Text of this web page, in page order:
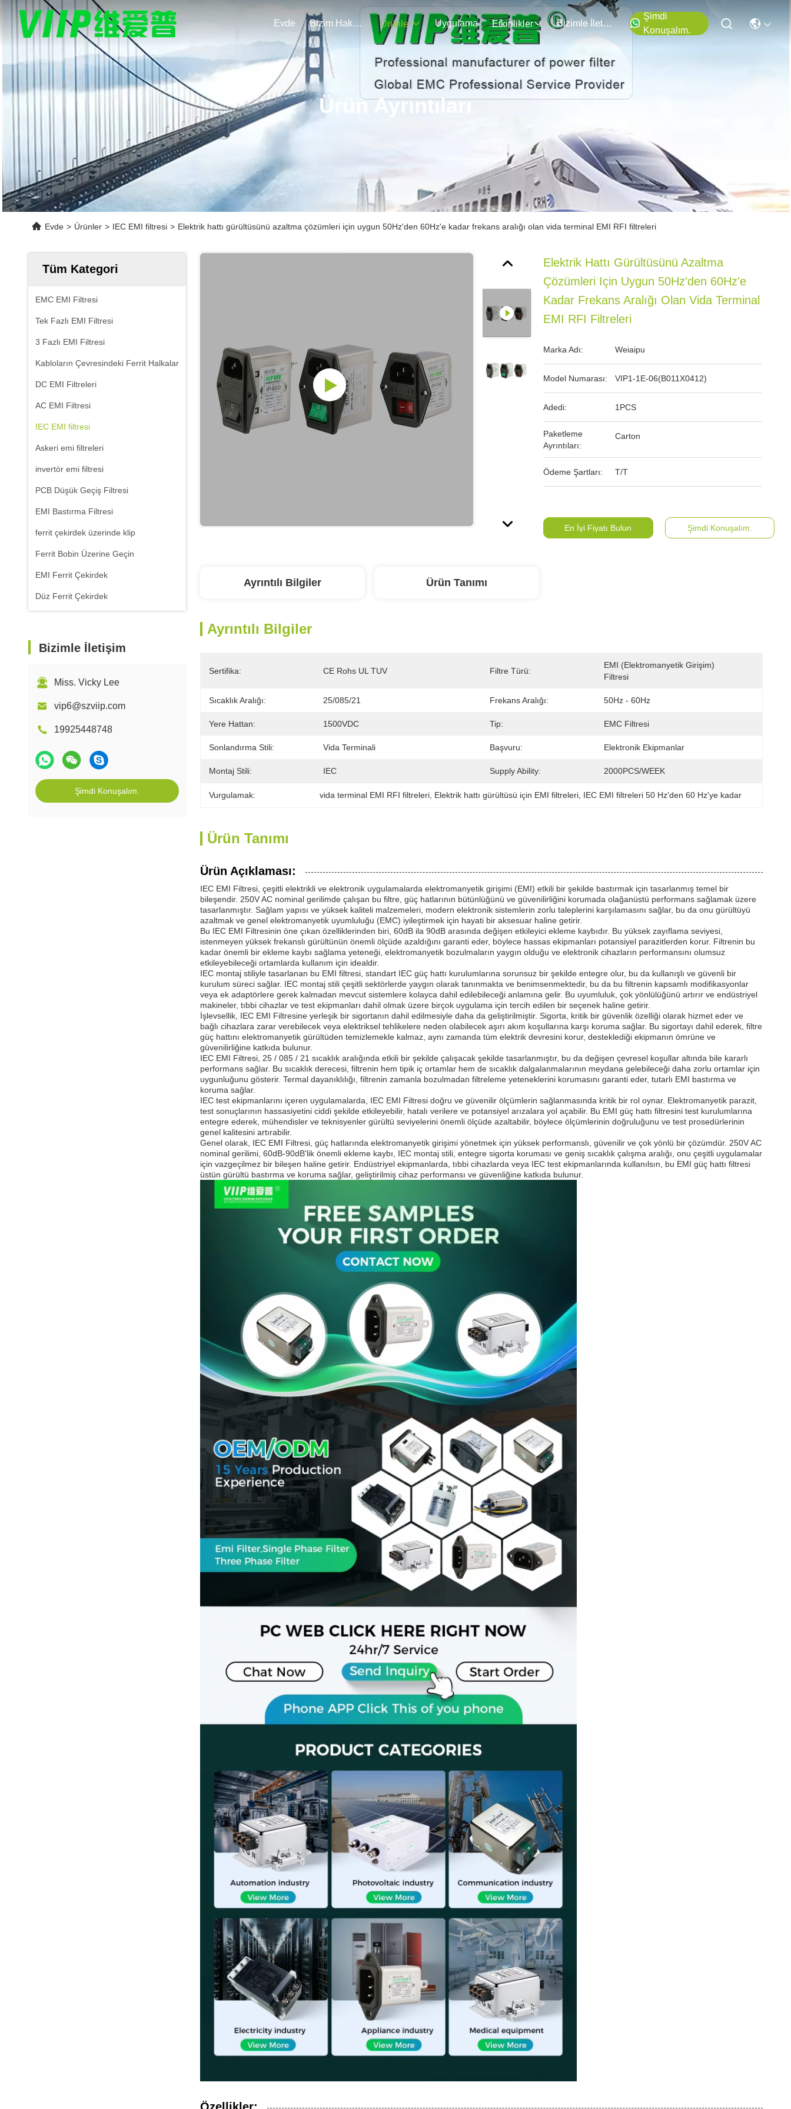
Evde Bizim Hakkımızda Ürünler Uygulama Etkinlikler Bizimle İletişim
Şimdi
Konuşalım.
Ürün Ayrıntıları
Evde > Ürünler > IEC EMI filtresi > Elektrik hattı gürültüsünü azaltma çözümleri için uygun 50Hz'den 60Hz'e kadar frekans aralığı olan vida terminal EMI RFI filtreleri
Tüm Kategori
EMC EMI Filtresi
Tek Fazlı EMI Filtresi
3 Fazlı EMI Filtresi
Kabloların Çevresindeki Ferrit Halkalar
DC EMI Filtreleri
AC EMI Filtresi
IEC EMI filtresi
Askeri emi filtreleri
invertör emi filtresi
PCB Düşük Geçiş Filtresi
EMI Bastırma Filtresi
ferrit çekirdek üzerinde klip
Ferrit Bobin Üzerine Geçin
EMI Ferrit Çekirdek
Düz Ferrit Çekirdek
Bizimle İletişim
Miss. Vicky Lee
vip6@szviip.com
19925448748
Şimdi Konuşalım.
Elektrik Hattı Gürültüsünü Azaltma
Çözümleri Için Uygun 50Hz'den 60Hz'e
Kadar Frekans Aralığı Olan Vida Terminal
EMI RFI Filtreleri
Marka Adı: Weiaipu
Model Numarası: VIP1-1E-06(B011X0412)
Adedi: 1PCS
Paketleme
Ayrıntıları:
Carton
Ödeme Şartları: T/T
En İyi Fiyatı Bulun Şimdi Konuşalım.
Ayrıntılı Bilgiler Ürün Tanımı
Ayrıntılı Bilgiler
Sertifika: CE Rohs UL TUV Filtre Türü:
EMI (Elektromanyetik Girişim)
Filtresi
Sıcaklık Aralığı: 25/085/21 Frekans Aralığı: 50Hz - 60Hz
Yere Hattan: 1500VDC Tip: EMC Filtresi
Sonlandırma Stili: Vida Terminali Başvuru: Elektronik Ekipmanlar
Montaj Stili: IEC Supply Ability: 2000PCS/WEEK
Vurgulamak: vida terminal EMI RFI filtreleri Elektrik hattı gürültüsü için EMI filtreleri IEC EMI filtreleri 50 Hz'den 60 Hz'ye kadar
Ürün Tanımı
Ürün Açıklaması:
IEC EMI Filtresi, çeşitli elektrikli ve elektronik uygulamalarda elektromanyetik girişimi (EMI) etkili bir şekilde bastırmak için tasarlanmış temel bir
bileşendir. 250V AC nominal gerilimde çalışan bu filtre, güç hatlarının bütünlüğünü ve güvenilirliğini korumada olağanüstü performans sağlamak üzere
tasarlanmıştır. Sağlam yapısı ve yüksek kaliteli malzemeleri, modern elektronik sistemlerin zorlu taleplerini karşılamasını sağlar, bu da onu gürültüyü
azaltmak ve genel elektromanyetik uyumluluğu (EMC) iyileştirmek için hayati bir aksesuar haline getirir.
Bu IEC EMI Filtresinin öne çıkan özelliklerinden biri, 60dB ila 90dB arasında değişen etkileyici ekleme kaybıdır. Bu yüksek zayıflama seviyesi,
istenmeyen yüksek frekanslı gürültünün önemli ölçüde azaldığını garanti eder, böylece hassas ekipmanları potansiyel parazitlerden korur. Filtrenin bu
kadar önemli bir ekleme kaybı sağlama yeteneği, elektromanyetik bozulmaların yaygın olduğu ve elektronik cihazların performansını olumsuz
etkileyebileceği ortamlarda kullanım için idealdir.
IEC montaj stiliyle tasarlanan bu EMI filtresi, standart IEC güç hattı kurulumlarına sorunsuz bir şekilde entegre olur, bu da kullanışlı ve güvenli bir
kurulum süreci sağlar. IEC montaj stili çeşitli sektörlerde yaygın olarak tanınmakta ve benimsenmektedir, bu da bu filtrenin kapsamlı modifikasyonlar
veya ek adaptörlere gerek kalmadan mevcut sistemlere kolayca dahil edilebileceği anlamına gelir. Bu uyumluluk, çok yönlülüğünü artırır ve endüstriyel
makineler, tıbbi cihazlar ve test ekipmanları dahil olmak üzere birçok uygulama için tercih edilen bir seçenek haline getirir.
İşlevsellik, IEC EMI Filtresine yerleşik bir sigortanın dahil edilmesiyle daha da geliştirilmiştir. Sigorta, kritik bir güvenlik özelliği olarak hizmet eder ve
bağlı cihazlara zarar verebilecek veya elektriksel tehlikelere neden olabilecek aşırı akım koşullarına karşı koruma sağlar. Bu sigortayı dahil ederek, filtre
güç hattını elektromanyetik gürültüden temizlemekle kalmaz, aynı zamanda tüm elektrik devresini korur, desteklediği ekipmanın ömrüne ve
güvenilirliğine katkıda bulunur.
IEC EMI Filtresi, 25 / 085 / 21 sıcaklık aralığında etkili bir şekilde çalışacak şekilde tasarlanmıştır, bu da değişen çevresel koşullar altında bile kararlı
performans sağlar. Bu sıcaklık derecesi, filtrenin hem tipik iç ortamlar hem de sıcaklık dalgalanmalarının meydana gelebileceği daha zorlu ortamlar için
uygunluğunu gösterir. Termal dayanıklılığı, filtrenin zamanla bozulmadan filtreleme yeteneklerini korumasını garanti eder, tutarlı EMI bastırma ve
koruma sağlar.
IEC test ekipmanlarını içeren uygulamalarda, IEC EMI Filtresi doğru ve güvenilir ölçümlerin sağlanmasında kritik bir rol oynar. Elektromanyetik parazit,
test sonuçlarının hassasiyetini ciddi şekilde etkileyebilir, hatalı verilere ve potansiyel arızalara yol açabilir. Bu EMI güç hattı filtresini test kurulumlarına
entegre ederek, mühendisler ve teknisyenler gürültü seviyelerini önemli ölçüde azaltabilir, böylece ölçümlerinin doğruluğunu ve test prosedürlerinin
genel kalitesini artırabilir.
Genel olarak, IEC EMI Filtresi, güç hatlarında elektromanyetik girişimi yönetmek için yüksek performanslı, güvenilir ve çok yönlü bir çözümdür. 250V AC
nominal gerilimi, 60dB-90dB'lik önemli ekleme kaybı, IEC montaj stili, entegre sigorta koruması ve geniş sıcaklık çalışma aralığı, onu çeşitli uygulamalar
için vazgeçilmez bir bileşen haline getirir. Endüstriyel ekipmanlarda, tıbbi cihazlarda veya IEC test ekipmanlarında kullanılsın, bu EMI güç hattı filtresi
üstün gürültü bastırma ve koruma sağlar, geliştirilmiş cihaz performansı ve güvenliğine katkıda bulunur.